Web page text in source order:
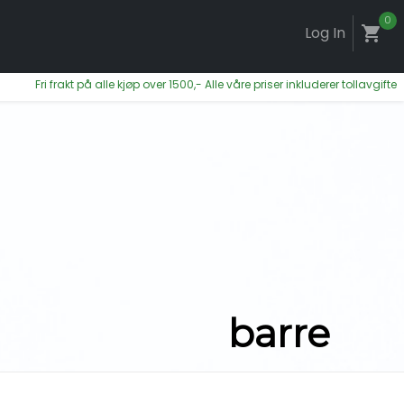
Log In
0
shopping_cart
frakt på alle kjøp over 1500,- Alle våre priser inkluderer tollavgifter og
barre